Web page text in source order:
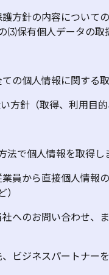
方針の内容について
(3)保有個人データの
の個人情報に関する
方針（取得、利用目
法で個人情報を取得し
員から直接個人情報
）
へのお問い合わせ、
ビジネスパートナー